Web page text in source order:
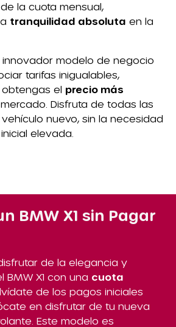
la cuota mensual,
tranquilidad absoluta en la
innovador modelo de negocio
tarifas inigualables,
el precio más
Disfruta de todas las
nuevo, sin la necesidad
elevada.
BMW X1 sin Pagar
de la elegancia y
X1 con una cuota
de los pagos iniciales
en disfrutar de tu nueva
Este modelo es